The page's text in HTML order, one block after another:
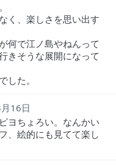
く、楽しさを思い出す
何で江ノ島やねんって
きそうな展開になって
した。
16日
ヨちょろい。なんかい
、絵的にも見てて楽し